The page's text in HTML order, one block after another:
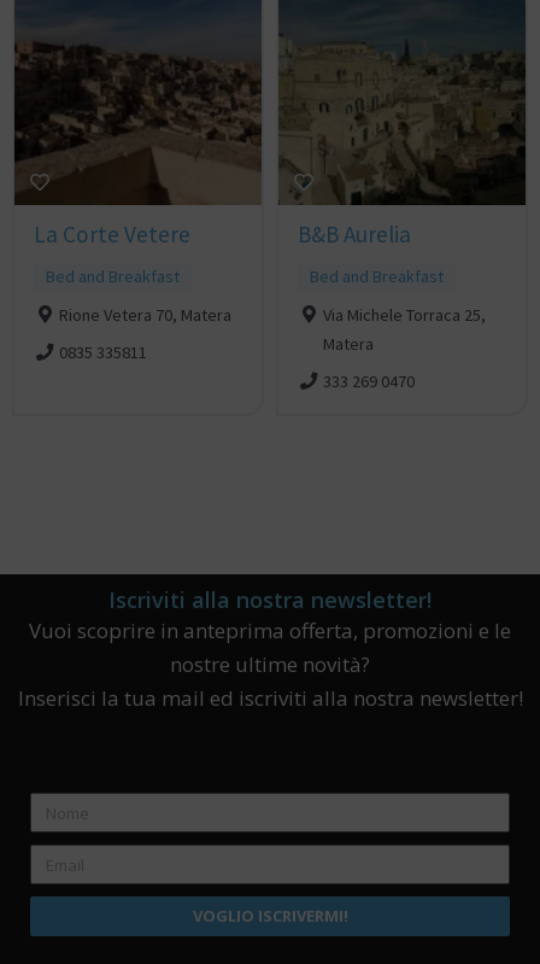
La Corte Vetere
Bed and Breakfast
Rione Vetera 70, Matera
0835 335811
B&B Aurelia
Bed and Breakfast
Via Michele Torraca 25,
Matera
333 269 0470
Iscriviti alla nostra newsletter!
Vuoi scoprire in anteprima offerta, promozioni e le
nostre ultime novità?
Inserisci la tua mail ed iscriviti alla nostra newsletter!
VOGLIO ISCRIVERMI!